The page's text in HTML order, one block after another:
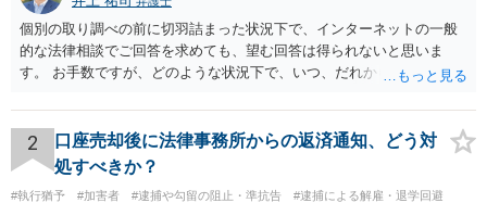
個別の取り調べの前に切羽詰まった状況下で、インターネットの一般
的な法律相談でご回答を求めても、望む回答は得られないと思いま
す。 お手数ですが、どのような状況下で、いつ、だれからどのような
の程度だと聞いているのかということについて、お近くで詳細な法律
相談を受けられたうえで対処方法を探された方がよいと思われます。
一般論でいえば、任意取り調べの場合、ＩＣレコーダーを持参して取
り調べ内容を録音することは必須だと考えます。
2
口座売却後に法律事務所からの返済通知、どう対
処すべきか？
#執行猶予 #加害者 #逮捕や勾留の阻止・準抗告
#逮捕による解雇・退学回避